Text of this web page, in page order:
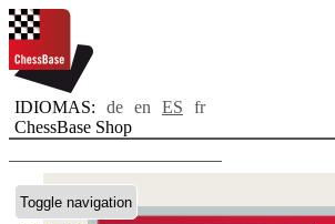
IDIOMAS: de en ES
fr
ChessBase Shop
Toggle navigation